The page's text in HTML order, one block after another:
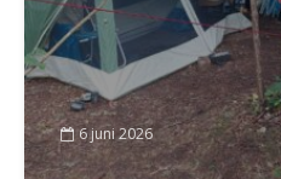
6 juni 2026